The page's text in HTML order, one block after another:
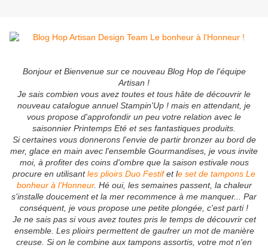
Bonjour et Bienvenue sur ce nouveau Blog Hop de l'équipe
Artisan !
Je sais combien vous avez toutes et tous hâte de découvrir le
nouveau catalogue annuel Stampin'Up ! mais en attendant, je
vous propose d'approfondir un peu votre relation avec le
saisonnier Printemps Eté et ses fantastiques produits.
Si certaines vous donnerons l'envie de partir bronzer au bord de
mer, glace en main avec l'ensemble Gourmandises, je vous invite
moi, à profiter des coins d'ombre que la saison estivale nous
procure en utilisantles plioirs Duo Festifet le set de tampons Le
bonheur à l'Honneur. Hé oui, les semaines passent, la chaleur
s'installe doucement et la mer recommence à me manquer... Par
conséquent, je vous propose une petite plongée, c'est parti !
Je ne sais pas si vous avez toutes pris le temps de découvrir cet
ensemble. Les plioirs permettent de gaufrer un mot de manière
creuse. Si on le combine aux tampons assortis, votre mot n'en